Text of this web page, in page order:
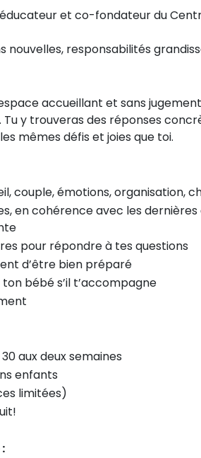
et co-fondateur du
responsabilités
accueillant et sans
y trouveras des réponses
mêmes défis et joies que toi.
couple, émotions, organisation,
en cohérence avec les
pour répondre à tes questions
d’être bien préparé
bébé s’il t’accompagne
aux deux semaines
enfants
limitées)